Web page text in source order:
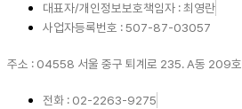
대표자/개인정보보호책임자 : 최영란
사업자등록번호 : 507-87-03057
주소 : 04558 서울 중구 퇴계로 235. A동 209호
전화 : 02-2263-9275